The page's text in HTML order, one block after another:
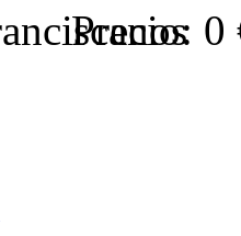
Precio: 0